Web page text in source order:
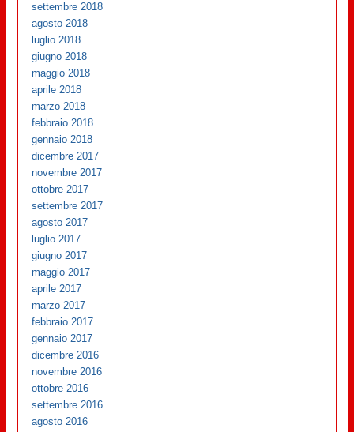
settembre 2018
agosto 2018
luglio 2018
giugno 2018
maggio 2018
aprile 2018
marzo 2018
febbraio 2018
gennaio 2018
dicembre 2017
novembre 2017
ottobre 2017
settembre 2017
agosto 2017
luglio 2017
giugno 2017
maggio 2017
aprile 2017
marzo 2017
febbraio 2017
gennaio 2017
dicembre 2016
novembre 2016
ottobre 2016
settembre 2016
agosto 2016